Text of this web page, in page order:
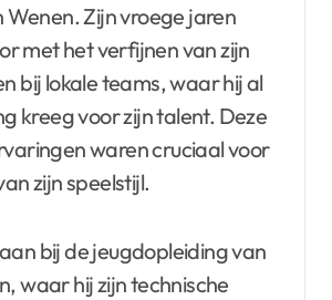
Wenen. Zijn vroege jaren
met het verfijnen van zijn
bij lokale teams, waar hij al
kreeg voor zijn talent. Deze
waren cruciaal voor
zijn speelstijl.
bij de jeugdopleiding van
waar hij zijn technische